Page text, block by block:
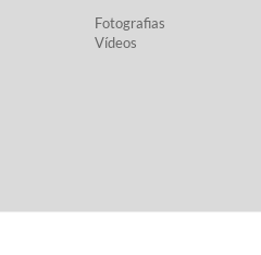
Fotografias
Vídeos​